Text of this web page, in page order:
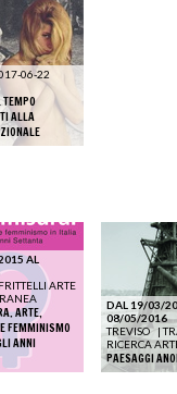
06-22
TEMPO
ALLA
AL
FRITTELLI ARTE
ARTE,
FEMMINISMO
ANNI
DAL 19/03/
08/05/2016
TREVISO |
RICERCA
PAESAGGI